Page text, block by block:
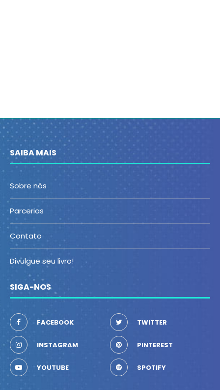
SAIBA MAIS
Sobre nós
Parcerias
Contato
Divulgue seu livro!
SIGA-NOS
FACEBOOK TWITTER
INSTAGRAM PINTEREST
YOUTUBE SPOTIFY